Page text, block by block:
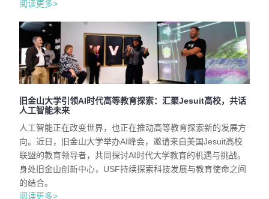
阅读更多>
旧金山大学引领AI时代高等教育探索：汇聚Jesuit高校，共话
人工智能未来
人工智能正在改变世界，也正在推动高等教育探索新的发展方
向。近日，旧金山大学举办AI峰会，邀请来自美国Jesuit高校
联盟的教育领导者，共同探讨AI时代大学教育的机遇与挑战。
身处旧金山创新中心，USF持续探索科技发展与教育使命之间
的结合。
阅读更多>